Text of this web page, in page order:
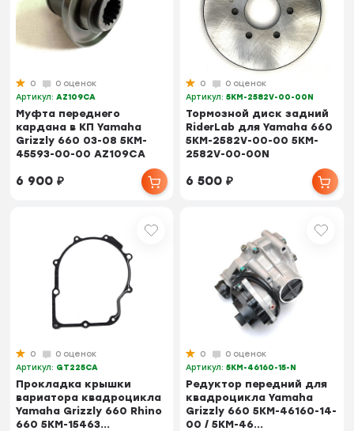
0
0 оценок
Артикул:AZ109CA
Муфта переднего
кардана в КП Yamaha
Grizzly 660 03-08 5KM-
45593-00-00 AZ109CA
6 900₽
0
0 оценок
Артикул:5KM-2582V-00-00N
Тормозной диск задний
RiderLab для Yamaha 660
5KM-2582V-00-00 5KM-
2582V-00-00N
6 500₽
0
0 оценок
Артикул: GT225CA
Прокладка крышки
вариатора квадроцикла
Yamaha Grizzly 660 Rhino
660 5KM-15463...
0
0 оценок
Артикул:5KM-46160-15-N
Редуктор передний для
квадроцикла Yamaha
Grizzly 660 5KM-46160-14-
00 / 5KM-46...